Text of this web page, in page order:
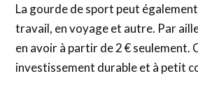
La gourde de sport peut
travail, en voyage et autre. Par
en avoir à partir de 2 € seulement.
investissement durable et à petit